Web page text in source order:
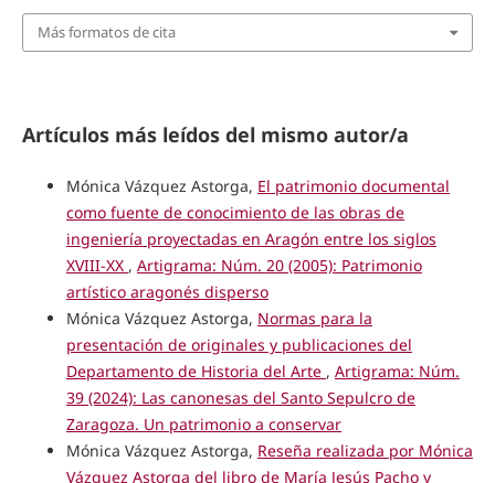
Más formatos de cita
Artículos más leídos del mismo autor/a
Mónica Vázquez Astorga, El patrimonio documental
como fuente de conocimiento de las obras de
ingeniería proyectadas en Aragón entre los siglos
XVIII-XX , Artigrama: Núm. 20 (2005): Patrimonio
artístico aragonés disperso
Mónica Vázquez Astorga, Normas para la
presentación de originales y publicaciones del
Departamento de Historia del Arte , Artigrama: Núm.
39 (2024): Las canonesas del Santo Sepulcro de
Zaragoza. Un patrimonio a conservar
Mónica Vázquez Astorga, Reseña realizada por Mónica
Vázquez Astorga del libro de María Jesús Pacho y